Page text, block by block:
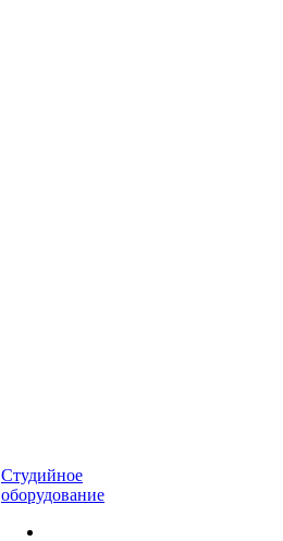
Студийное
оборудование